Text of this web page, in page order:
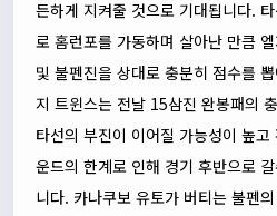
든하게 지켜줄 것으로 기대됩니다.
로 홈런포를 가동하며 살아난 만큼
및 불펜진을 상대로 충분히 점수를
지 트윈스는 전날 15삼진 완봉패의
타선의 부진이 이어질 가능성이 높
운드의 한계로 인해 경기 후반으로
니다. 카나쿠보 유토가 버티는 불펜